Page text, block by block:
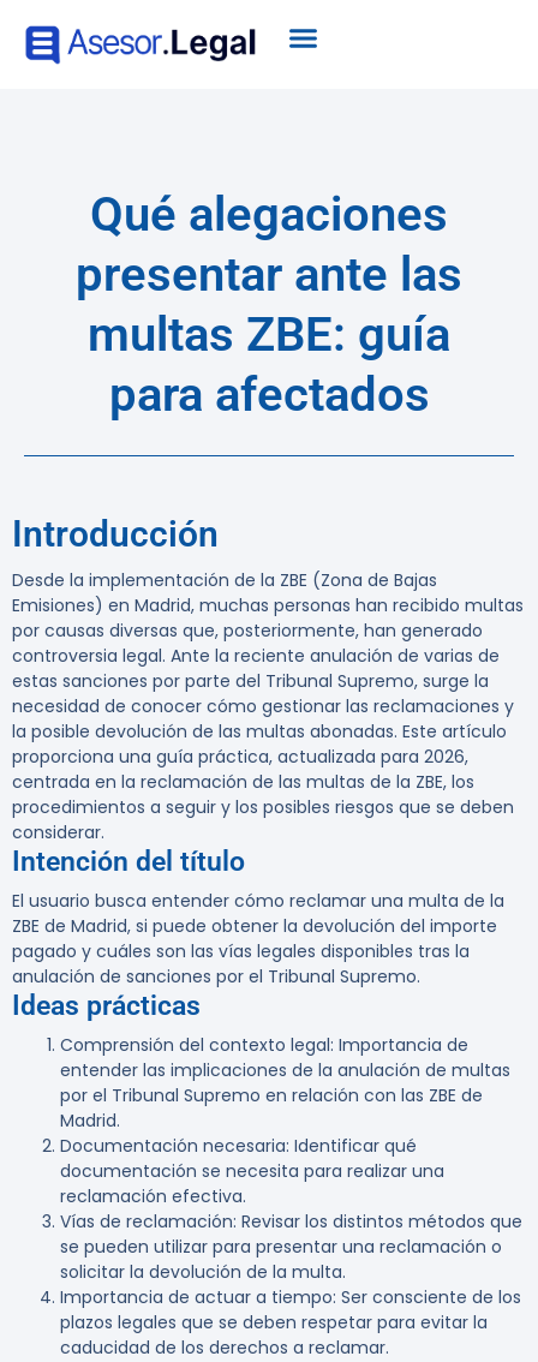
Qué alegaciones
presentar ante las
multas ZBE: guía
para afectados
Introducción
Desde la implementación de la ZBE (Zona de Bajas
Emisiones) en Madrid, muchas personas han recibido multas
por causas diversas que, posteriormente, han generado
controversia legal. Ante la reciente anulación de varias de
estas sanciones por parte del Tribunal Supremo, surge la
necesidad de conocer cómo gestionar las reclamaciones y
la posible devolución de las multas abonadas. Este artículo
proporciona una guía práctica, actualizada para 2026,
centrada en la reclamación de las multas de la ZBE, los
procedimientos a seguir y los posibles riesgos que se deben
considerar.
Intención del título
El usuario busca entender cómo reclamar una multa de la
ZBE de Madrid, si puede obtener la devolución del importe
pagado y cuáles son las vías legales disponibles tras la
anulación de sanciones por el Tribunal Supremo.
Ideas prácticas
Comprensión del contexto legal: Importancia de
entender las implicaciones de la anulación de multas
por el Tribunal Supremo en relación con las ZBE de
Madrid.
Documentación necesaria: Identificar qué
documentación se necesita para realizar una
reclamación efectiva.
Vías de reclamación: Revisar los distintos métodos que
se pueden utilizar para presentar una reclamación o
solicitar la devolución de la multa.
Importancia de actuar a tiempo: Ser consciente de los
plazos legales que se deben respetar para evitar la
caducidad de los derechos a reclamar.